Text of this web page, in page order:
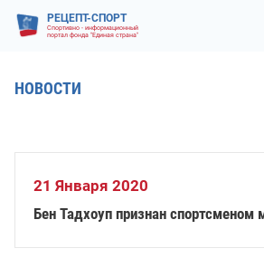
РЕЦЕПТ-СПОРТ
Спортивно - информационный
портал фонда "Единая страна"
НОВОСТИ
21 Января 2020
Бен Тадхоуп признан спортсменом